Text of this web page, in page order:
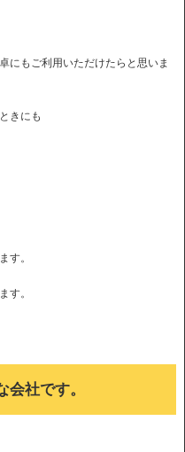
にもご利用いただけたらと思いま
きにも
す。
す。
会社です。